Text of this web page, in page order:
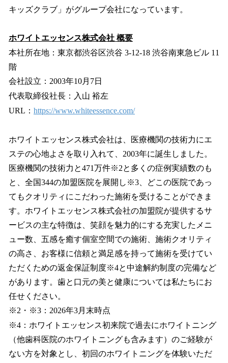
キッズクラブ」がグループ会社になっています。
ホワイトエッセンス株式会社 概要
本社所在地：東京都渋谷区渋谷 3-12-18 渋谷南東急ビル 11
階
会社設立：2003年10月7日
代表取締役社長：入山 裕左
URL： https://www.whiteessence.com/
ホワイトエッセンス株式会社は、医療機関の技術力にエ
ステの心地よさを取り入れて、2003年に誕生しました。
医療機関の技術力と471万件※2と多くの症例実績数のも
と、全国344の加盟医院を展開し※3、どこの医院であっ
てもクオリティにこだわった施術を受けることができま
す。ホワイトエッセンス株式会社の加盟院が提供するサ
ービスの主な特徴は、笑顔を魅力的にする充実したメニ
ュー数、五感を癒す個室空間での施術、施術クオリティ
の高さ、お客様に信頼と満足感を持って施術を受けてい
ただくための返金保証制度※4と中途解約制度の完備など
があります。歯と口元の美と健康については私たちにお
任せください。
※2・※3：2026年3月末時点
※4：ホワイトエッセンス初来院で過去にホワイトニング
（他歯科医院のホワイトニングも含みます）のご経験が
ない方を対象とし、初回のホワイトニングを体験いただ